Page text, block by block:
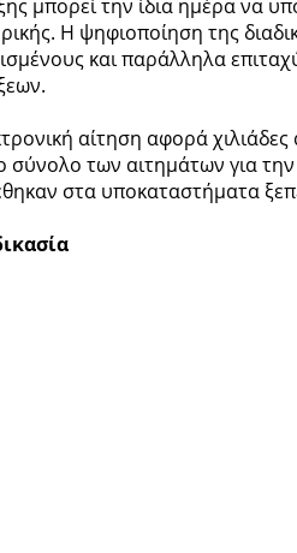
μπορεί την ίδια ημέρα να
Η ψηφιοποίηση της
και παράλληλα
αίτηση αφορά
σύνολο των αιτημάτων για
στα υποκαταστήματα